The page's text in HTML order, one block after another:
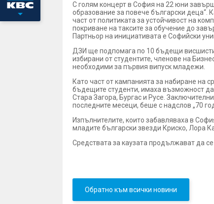
С голям концерт в София на 22 юни
образование за повече български деца“.
част от политиката за устойчивост на
покриване на таксите за обучение до
Партньор на инициативата е Софийски
ДЗИ ще подпомага по 10 бъдещи висшисти
избирани от студентите, членове на
необходими за първия випуск младежи.
Като част от кампанията за набиране на
бъдещите студенти, имаха възможност
Стара Загора, Бургас и Русе.
последните месеци, беше с надслов „70
Изпълнителите, които забавляваха в
младите български звезди Криско, Лора
Средствата за каузата продължават да
Обратно към всички новини